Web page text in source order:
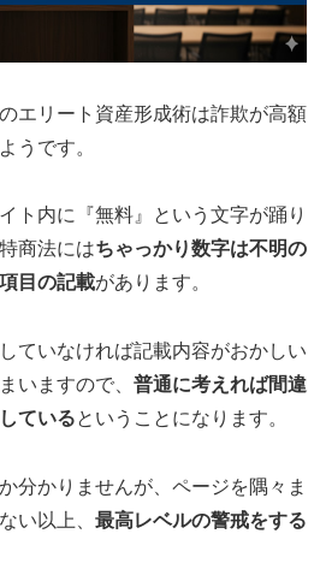
エリート資産形成術は詐欺が高額
うです。
ト内に『無料』という文字が踊り
商法にはちゃっかり数字は不明の
目の記載があります。
ていなければ記載内容がおかしい
いますので、 普通に考えれば間違
ているということになります。
分かりませんが、ページを隅々ま
い以上、 最高レベルの警戒をする